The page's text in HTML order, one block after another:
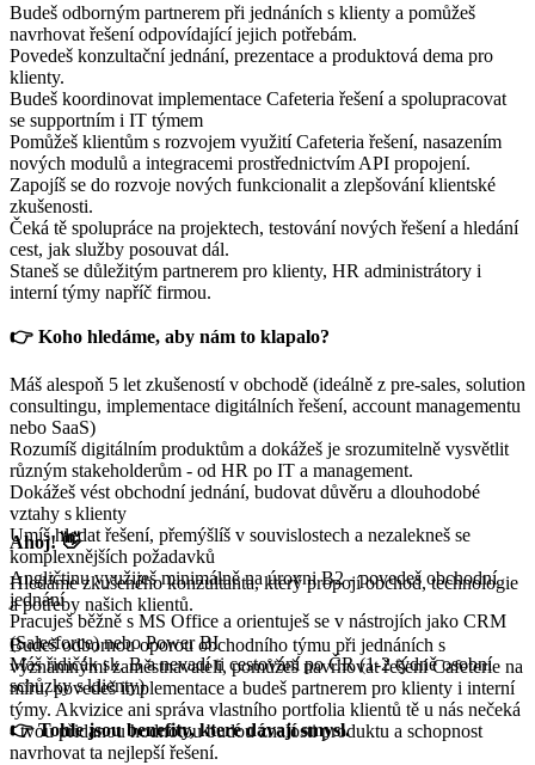
Budeš odborným partnerem při jednáních s klienty a pomůžeš
navrhovat řešení odpovídající jejich potřebám.
Povedeš konzultační jednání, prezentace a produktová dema pro
klienty.
Budeš koordinovat implementace Cafeteria řešení a spolupracovat
se supportním i IT týmem
Pomůžeš klientům s rozvojem využití Cafeteria řešení, nasazením
nových modulů a integracemi prostřednictvím API propojení.
Zapojíš se do rozvoje nových funkcionalit a zlepšování klientské
zkušenosti.
Čeká tě spolupráce na projektech, testování nových řešení a hledání
cest, jak služby posouvat dál.
Staneš se důležitým partnerem pro klienty, HR administrátory i
interní týmy napříč firmou.
👉 Koho hledáme, aby nám to klapalo?
Máš alespoň 5 let zkušeností v obchodě (ideálně z pre-sales, solution
consultingu, implementace digitálních řešení, account managementu
nebo SaaS)
Rozumíš digitálním produktům a dokážeš je srozumitelně vysvětlit
různým stakeholderům - od HR po IT a management.
Dokážeš vést obchodní jednání, budovat důvěru a dlouhodobé
vztahy s klienty
Umíš hledat řešení, přemýšlíš v souvislostech a nezalekneš se
komplexnějších požadavků
Angličtinu využiješ minimálně na úrovni B2 - povedeš obchodní
jednání
Pracuješ běžně s MS Office a orientuješ se v nástrojích jako CRM
(Salesforce) nebo Power BI
Máš řidičák sk. B a nevadí ti cestování po ČR (1-2 týdně osobní
schůzky s klienty)
👉 Tohle jsou benefity, které dávají smysl.
Ahoj! 👋
Hledáme zkušeného konzultanta, který propojí obchod, technologie
a potřeby našich klientů.
Budeš odbornou oporou obchodního týmu při jednáních s
významnými zaměstnavateli, pomůžeš navrhovat řešení Cafeterie na
míru, povedeš implementace a budeš partnerem pro klienty i interní
týmy. Akvizice ani správa vlastního portfolia klientů tě u nás nečeká
- tvou přidanou hodnotou budou znalosti produktu a schopnost
navrhovat ta nejlepší řešení.